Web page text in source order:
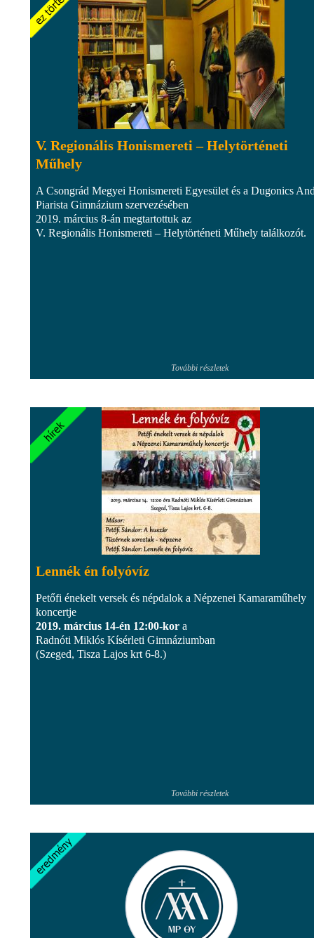
V. Regionális Honismereti – Helytörténeti
Műhely
A Csongrád Megyei Honismereti Egyesület és a Dugonics
Piarista Gimnázium szervezésében
2019. március 8-án megtartottuk az
V. Regionális Honismereti – Helytörténeti Műhely találkozót.
További részletek
Lennék én folyóvíz
Petőfi énekelt versek és népdalok a Népzenei Kamaraműhely
koncertje
2019. március 14-én 12:00-kor a
Radnóti Miklós Kísérleti Gimnáziumban
(Szeged, Tisza Lajos krt 6-8.)
További részletek